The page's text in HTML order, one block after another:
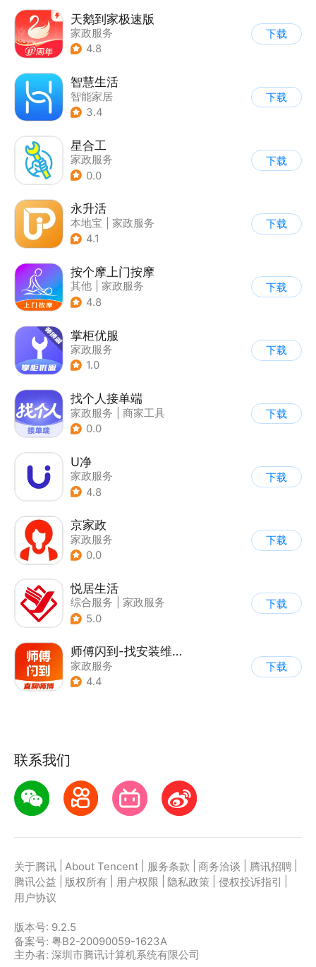
天鹅到家极速版
家政服务
4.8
下载
智慧生活
智能家居
3.4
下载
星合工
家政服务
0.0
下载
永升活
本地宝
家政服务
4.1
下载
按个摩上门按摩
其他
家政服务
4.8
下载
掌柜优服
家政服务
1.0
下载
找个人接单端
家政服务
商家工具
0.0
下载
U净
家政服务
4.8
下载
京家政
家政服务
0.0
下载
悦居生活
综合服务
家政服务
5.0
下载
师傅闪到-找安装维修师傅接单上门服务平台
家政服务
4.4
下载
联系我们
关于腾讯 About Tencent 服务条款 商务洽谈 腾讯招聘
腾讯公益
版权所有 用户权限 隐私政策 侵权投诉指引
用户协议
版本号: 9.2.5
备案号: 粤B2-20090059-1623A
主办者: 深圳市腾讯计算机系统有限公司